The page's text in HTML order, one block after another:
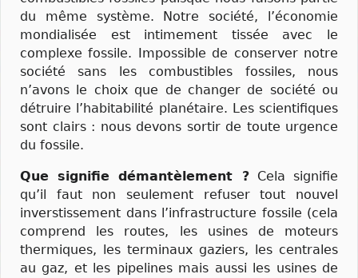
du même système. Notre société, l’économie
mondialisée est intimement tissée avec le
complexe fossile. Impossible de conserver notre
société sans les combustibles fossiles, nous
n’avons le choix que de changer de société ou
détruire l’habitabilité planétaire. Les scientifiques
sont clairs : nous devons sortir de toute urgence
du fossile.
Que signifie démantèlement ?Cela signifie
qu’il faut non seulement refuser tout nouvel
inverstissement dans l’infrastructure fossile (cela
comprend les routes, les usines de moteurs
thermiques, les terminaux gaziers, les centrales
au gaz, et les pipelines mais aussi les usines de